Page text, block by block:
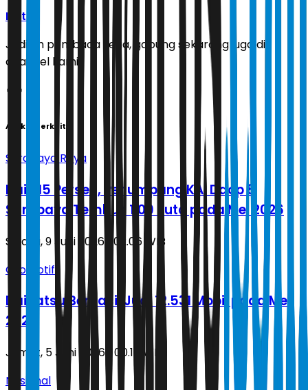
Ikuti
Jadilah pembaca setia, gabung sekarang juga di
channel kami!
Artikel Terkait
Surabaya Raya
Naik 15 Persen, Penumpang KAI Daop 8
Surabaya Tembus 1,09 Juta pada Mei 2026
Selasa, 9 Juni 2026 | 02.06 WIB
Otomotif
Daihatsu Berhasil Jual 12.531 Mobil pada Mei
2026
Jumat, 5 Juni 2026 | 00.17 WIB
Nasional